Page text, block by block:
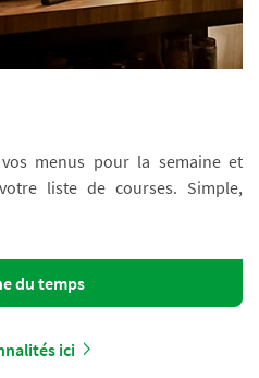
menus pour la semaine et
liste de courses. Simple,
du temps
ici